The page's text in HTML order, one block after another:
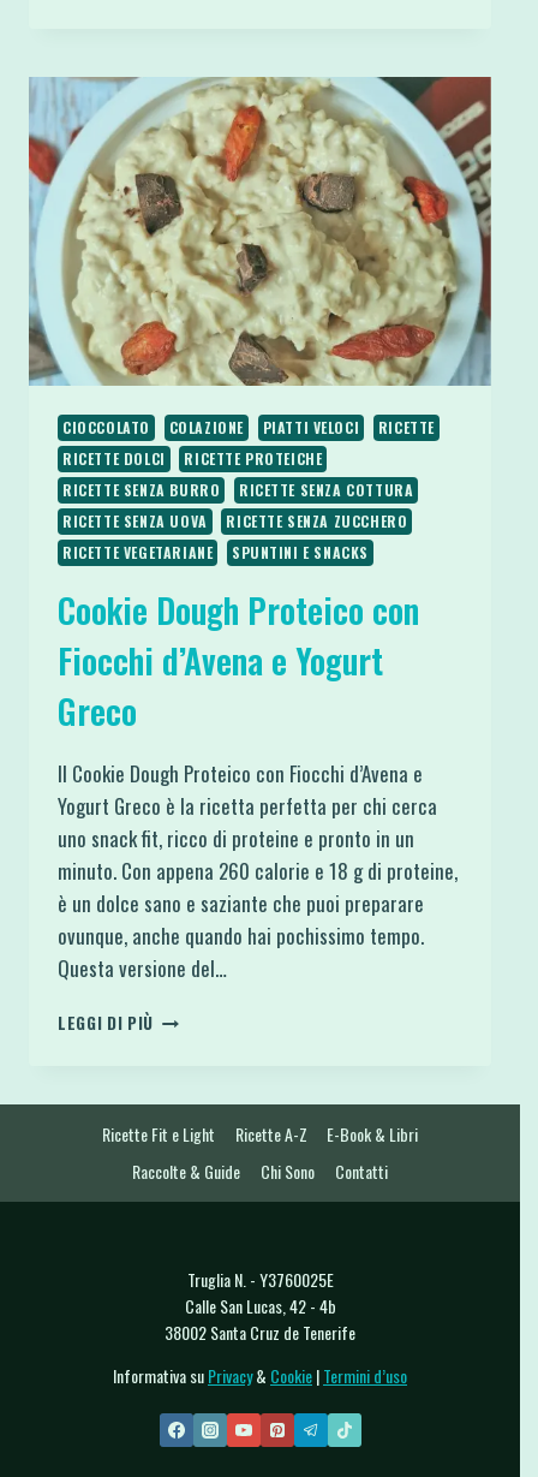
COOKIE
DOUGH
ALLO
YOGURT
CIOCCOLATO COLAZIONE PIATTI VELOCI
RICETTE
RICETTE DOLCI
RICETTE PROTEICHE
RICETTE SENZA BURRO
RICETTE SENZA COTTURA
RICETTE SENZA UOVA
RICETTE SENZA ZUCCHERO
RICETTE VEGETARIANE
SPUNTINI E SNACKS
Cookie Dough Proteico con
Fiocchi d’Avena e Yogurt
Greco
Il Cookie Dough Proteico con Fiocchi d’Avena e
Yogurt Greco è la ricetta perfetta per chi cerca
uno snack fit, ricco di proteine e pronto in un
minuto. Con appena 260 calorie e 18 g di proteine,
è un dolce sano e saziante che puoi preparare
ovunque, anche quando hai pochissimo tempo.
Questa versione del…
LEGGI DI PIÙ COOKIE
D’AVENA
E
Ricette Fit e Light Ricette A-Z
E-Book & Libri
Raccolte & Guide
Chi Sono Contatti
Truglia N. - Y3760025E
Calle San Lucas, 42 - 4b
38002 Santa Cruz de Tenerife
Informativa suPrivacy& Cookie|Termini d’uso